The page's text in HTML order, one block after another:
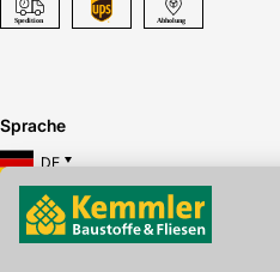
Sprache
DE